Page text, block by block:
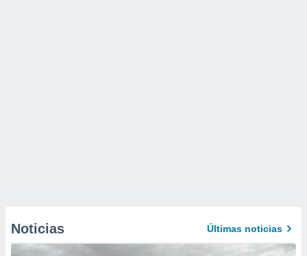
Noticias Últimas noticias